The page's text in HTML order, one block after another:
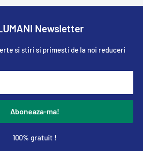
Newsletter
si stiri si primesti de la noi reduceri
Aboneaza-ma!
100% gratuit !